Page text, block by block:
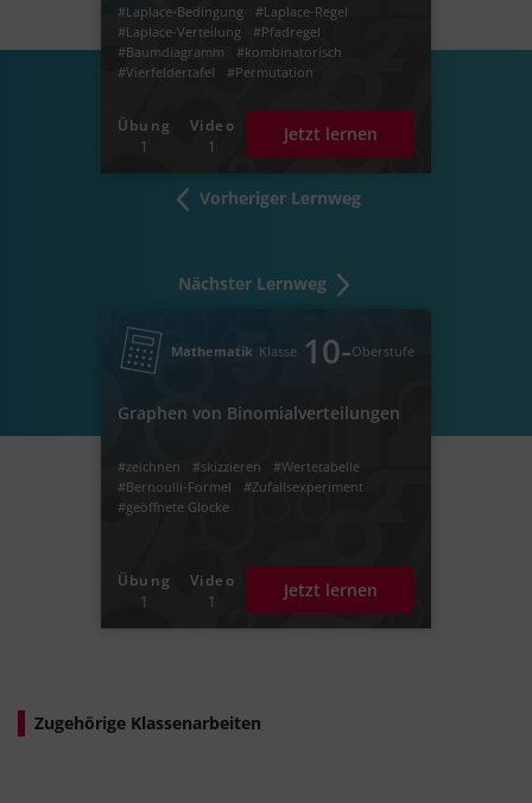
Vorheriger Lernweg
#Laplace-Bedingung
#Laplace-Regel
#Laplace-Verteilung
#Pfadregel
#Baumdiagramm
#kombinatorisch
#Vierfeldertafel
#Permutation
Übung
1
Video
1
Jetzt lernen
Nächster Lernweg
Mathematik Klasse 10‐Oberstufe
Graphen von Binomialverteilungen
#zeichnen #skizzieren
#Wertetabelle
#Bernoulli-Formel
#Zufallsexperiment
#geöffnete Glocke
Übung
1
Video
1
Jetzt lernen
Zugehörige Klassenarbeiten